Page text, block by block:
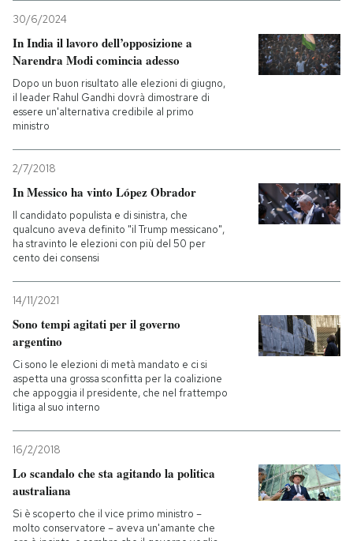
30/6/2024
In India il lavoro dell’opposizione a
Narendra Modi comincia adesso
Dopo un buon risultato alle elezioni di giugno,
il leader Rahul Gandhi dovrà dimostrare di
essere un'alternativa credibile al primo
ministro
2/7/2018
In Messico ha vinto López Obrador
Il candidato populista e di sinistra, che
qualcuno aveva definito "il Trump messicano",
ha stravinto le elezioni con più del 50 per
cento dei consensi
14/11/2021
Sono tempi agitati per il governo
argentino
Ci sono le elezioni di metà mandato e ci si
aspetta una grossa sconfitta per la coalizione
che appoggia il presidente, che nel frattempo
litiga al suo interno
16/2/2018
Lo scandalo che sta agitando la politica
australiana
Si è scoperto che il vice primo ministro –
molto conservatore – aveva un'amante che